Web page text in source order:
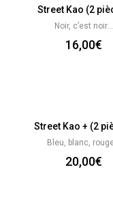
Street Kao (2
Noir, c’est noir…
16,00€
Street Kao + (2
Bleu, blanc,
20,00€